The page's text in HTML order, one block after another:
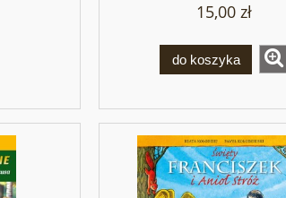
15,00 zł
do koszyka